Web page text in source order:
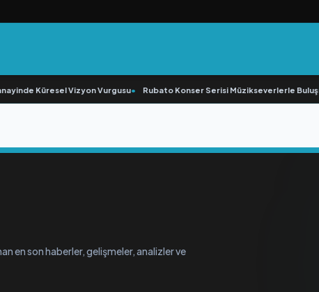
Küresel Vizyon Vurgusu• Rubato Konser Serisi Müzikseverlerle
en son haberler, gelişmeler, analizler ve